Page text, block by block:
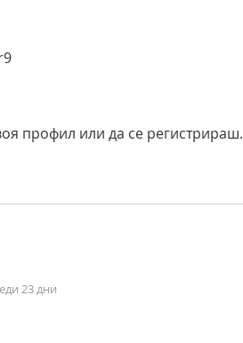
профил или да се регистрираш.
23 дни